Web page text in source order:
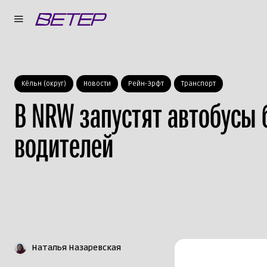
Кёльн (округ) Новости Рейн-Эрфт Транспорт
В NRW запустят автобусы
водителей
Наталья Назаревская